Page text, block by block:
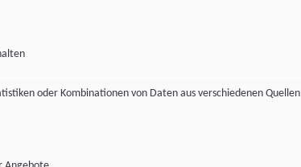
oder Kombinationen von Daten aus verschiedenen Quellen